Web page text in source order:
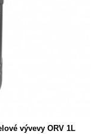
vývevy ORV 1L